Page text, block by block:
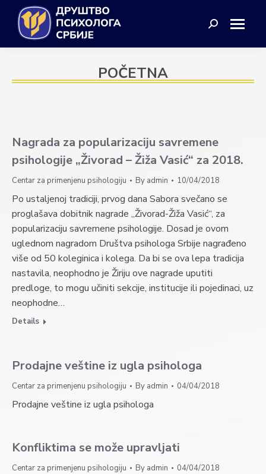
Search:
POČETNA
Nagrada za popularizaciju savremene
psihologije „Živorad – Žiža Vasić“ za 2018.
Centar za primenjenu psihologiju By admin 10/04/2018
Po ustaljenoj tradiciji, prvog dana Sabora svečano se
proglašava dobitnik nagrade „Živorad-Žiža Vasić“, za
popularizaciju savremene psihologije. Dosad je ovom
uglednom nagradom Društva psihologa Srbije nagrađeno
više od 50 koleginica i kolega. Da bi se ova lepa tradicija
nastavila, neophodno je Žiriju ove nagrade uputiti
predloge, to mogu učiniti sekcije, institucije ili pojedinaci, uz
neophodne…
Details
Prodajne veštine iz ugla psihologa
Centar za primenjenu psihologiju By admin 04/04/2018
Prodajne veštine iz ugla psihologa
Konfliktima se može upravljati
Centar za primenjenu psihologiju By admin 04/04/2018